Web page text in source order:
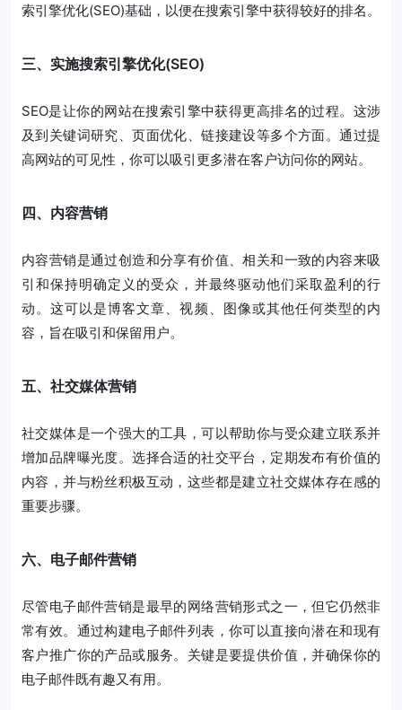
索引擎优化(SEO)基础，以便在搜索引擎中获得较好的排名。
三、实施搜索引擎优化(SEO)
SEO是让你的网站在搜索引擎中获得更高排名的过程。这涉
及到关键词研究、页面优化、链接建设等多个方面。通过提
高网站的可见性，你可以吸引更多潜在客户访问你的网站。
四、内容营销
内容营销是通过创造和分享有价值、相关和一致的内容来吸
引和保持明确定义的受众，并最终驱动他们采取盈利的行
动。这可以是博客文章、视频、图像或其他任何类型的内
容，旨在吸引和保留用户。
五、社交媒体营销
社交媒体是一个强大的工具，可以帮助你与受众建立联系并
增加品牌曝光度。选择合适的社交平台，定期发布有价值的
内容，并与粉丝积极互动，这些都是建立社交媒体存在感的
重要步骤。
六、电子邮件营销
尽管电子邮件营销是最早的网络营销形式之一，但它仍然非
常有效。通过构建电子邮件列表，你可以直接向潜在和现有
客户推广你的产品或服务。关键是要提供价值，并确保你的
电子邮件既有趣又有用。